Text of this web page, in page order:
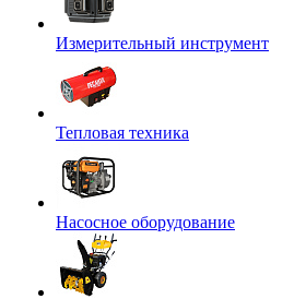
Измерительный инструмент
Тепловая техника
Насосное оборудование